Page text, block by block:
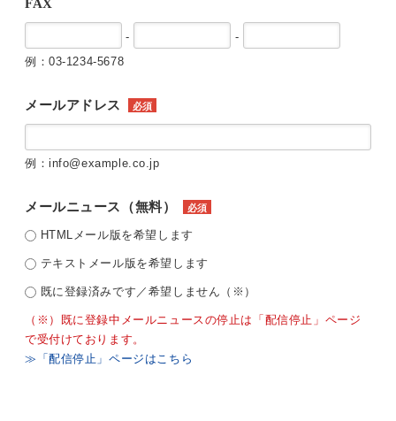
FAX
-
-
例：03-1234-5678
メールアドレス 必須
例：info@example.co.jp
メールニュース（無料） 必須
HTMLメール版を希望します
テキストメール版を希望します
既に登録済みです／希望しません（※）
（※）既に登録中メールニュースの停止は「配信停止」ページ
で受付けております。
≫「配信停止」ページはこちら